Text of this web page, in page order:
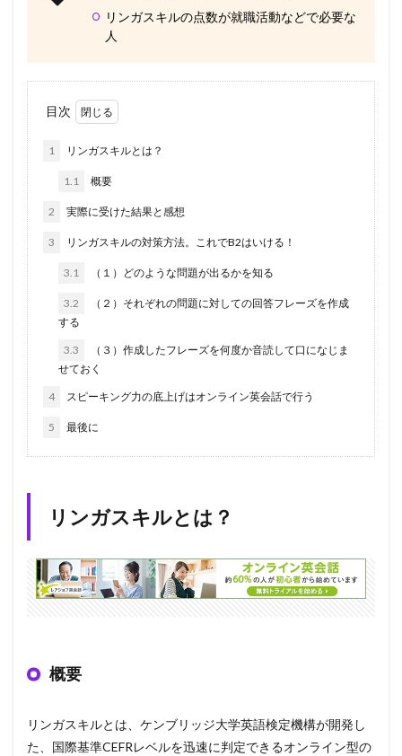
リンガスキルの点数が就職活動などで必要な
人
目次
1 リンガスキルとは？
1.1 概要
2 実際に受けた結果と感想
3 リンガスキルの対策方法。これでB2はいける！
3.1 （１）どのような問題が出るかを知る
3.2
（２）それぞれの問題に対しての回答フレーズを作成
する
3.3
（３）作成したフレーズを何度か音読して口になじま
せておく
4 スピーキング力の底上げはオンライン英会話で行う
5 最後に
リンガスキルとは？
概要
リンガスキルとは、ケンブリッジ大学英語検定機構が開発し
た、国際基準CEFRレベルを迅速に判定できるオンライン型の